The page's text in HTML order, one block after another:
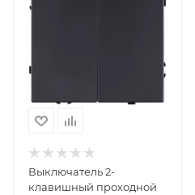
Выключатель 2-
клавишный проходной